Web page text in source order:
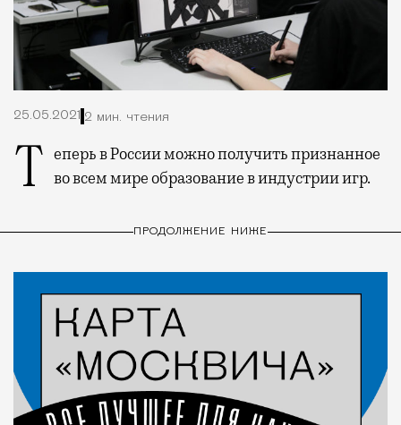
25.05.2021 2 мин. чтения
Теперь в России можно получить признанное во всем мире образование в индустрии игр.
ПРОДОЛЖЕНИЕ НИЖЕ